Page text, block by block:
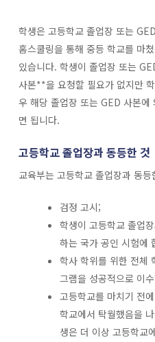
학생은 고등학교 졸업장 또는
홈스쿨링을 통해 중등 학교를 마
있습니다. 학생이 졸업장 또는
사본**을 요청할 필요가 없지만
우 해당 졸업장 또는 GED 사본
면 됩니다.
고등학교 졸업장과 동등한 것
교육부는 고등학교 졸업장과 동
검정 고시;
학생이 고등학교 졸업
하는 국가 공인 시험에
학사 학위를 위한 전체
그램을 성공적으로 이
고등학교를 마치기 전
학교에서 탁월했음을
생은 더 이상 고등학교